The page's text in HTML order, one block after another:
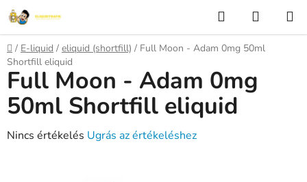
Ugrás
fő
tartalomhoz
KeresésKOSÁR
Kezdőlap
/ E-liquid / eliquid (shortfill) / Full Moon - Adam 0mg 50ml
Shortfill eliquid
Full Moon - Adam 0mg
50ml Shortfill eliquid
A
Nincs értékelés Ugrás az értékeléshez